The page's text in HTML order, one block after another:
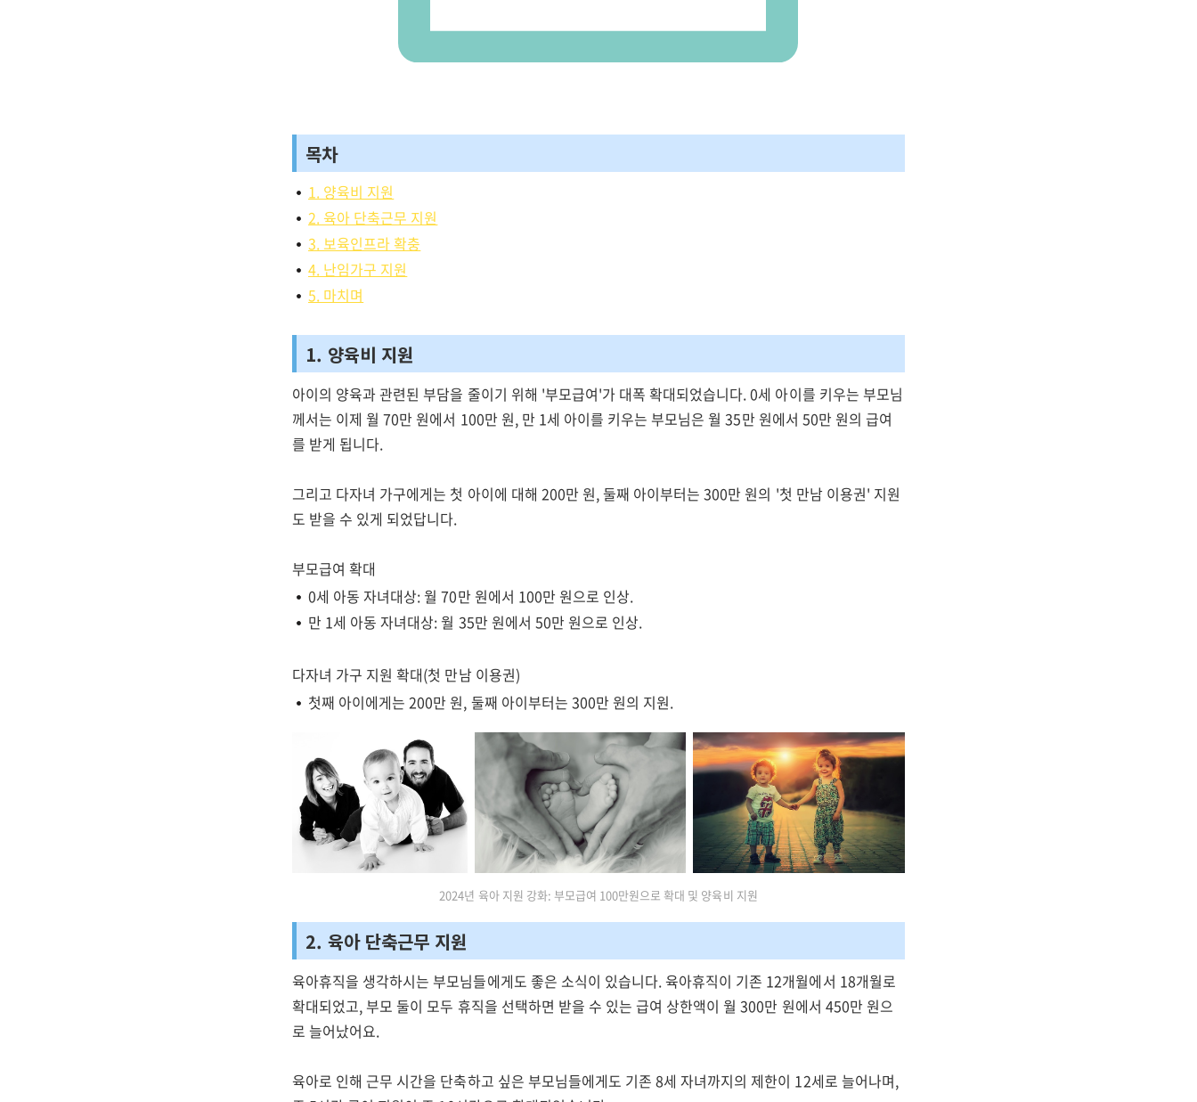
목차
1. 양육비 지원
2. 육아 단축근무 지원
3. 보육인프라 확충
4. 난임가구 지원
5. 마치며
1. 양육비 지원
아이의 양육과 관련된 부담을 줄이기 위해 '부모급여'가 대폭 확대되었습니다. 0세 아이를 키우는 부모님
께서는 이제 월 70만 원에서 100만 원, 만 1세 아이를 키우는 부모님은 월 35만 원에서 50만 원의 급여
를 받게 됩니다.
그리고 다자녀 가구에게는 첫 아이에 대해 200만 원, 둘째 아이부터는 300만 원의 '첫 만남 이용권' 지원
도 받을 수 있게 되었답니다.
부모급여 확대
0세 아동 자녀대상: 월 70만 원에서 100만 원으로 인상.
만 1세 아동 자녀대상: 월 35만 원에서 50만 원으로 인상.
다자녀 가구 지원 확대(첫 만남 이용권)
첫째 아이에게는 200만 원, 둘째 아이부터는 300만 원의 지원.
2024년 육아 지원 강화: 부모급여 100만원으로 확대 및 양육비 지원
2. 육아 단축근무 지원
육아휴직을 생각하시는 부모님들에게도 좋은 소식이 있습니다. 육아휴직이 기존 12개월에서 18개월로
확대되었고, 부모 둘이 모두 휴직을 선택하면 받을 수 있는 급여 상한액이 월 300만 원에서 450만 원으
로 늘어났어요.
육아로 인해 근무 시간을 단축하고 싶은 부모님들에게도 기존 8세 자녀까지의 제한이 12세로 늘어나며,